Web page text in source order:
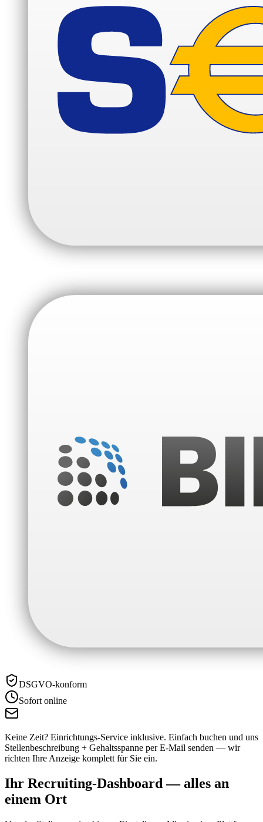
DSGVO-konform
Sofort online
Keine Zeit? Einrichtungs-Service inklusive. Einfach buchen und uns
Stellenbeschreibung + Gehaltsspanne per E-Mail senden — wir
richten Ihre Anzeige komplett für Sie ein.
Ihr Recruiting-Dashboard — alles an
einem Ort